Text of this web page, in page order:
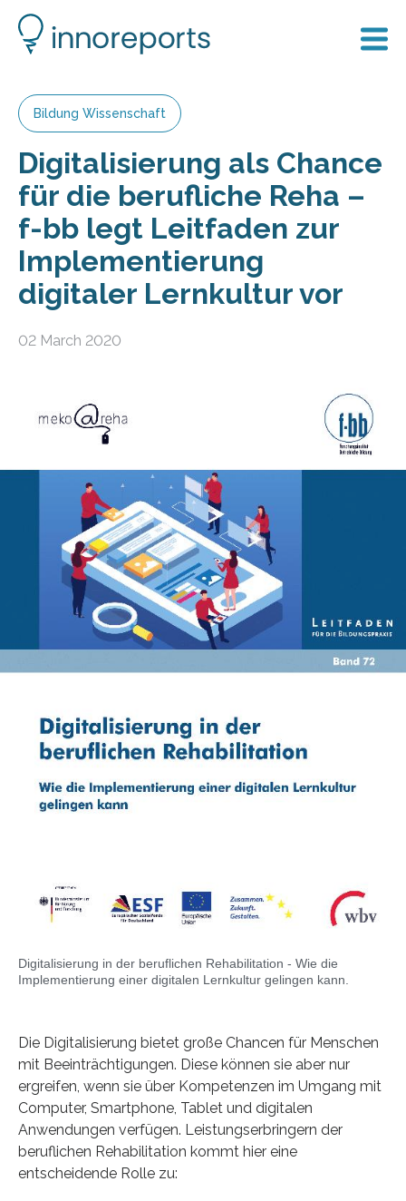
Bildung Wissenschaft
Digitalisierung als Chance
für die berufliche Reha –
f-bb legt Leitfaden zur
Implementierung
digitaler Lernkultur vor
02 March 2020
Digitalisierung in der beruflichen Rehabilitation - Wie die
Implementierung einer digitalen Lernkultur gelingen kann.
Die Digitalisierung bietet große Chancen für Menschen
mit Beeinträchtigungen. Diese können sie aber nur
ergreifen, wenn sie über Kompetenzen im Umgang mit
Computer, Smartphone, Tablet und digitalen
Anwendungen verfügen. Leistungserbringern der
beruflichen Rehabilitation kommt hier eine
entscheidende Rolle zu: